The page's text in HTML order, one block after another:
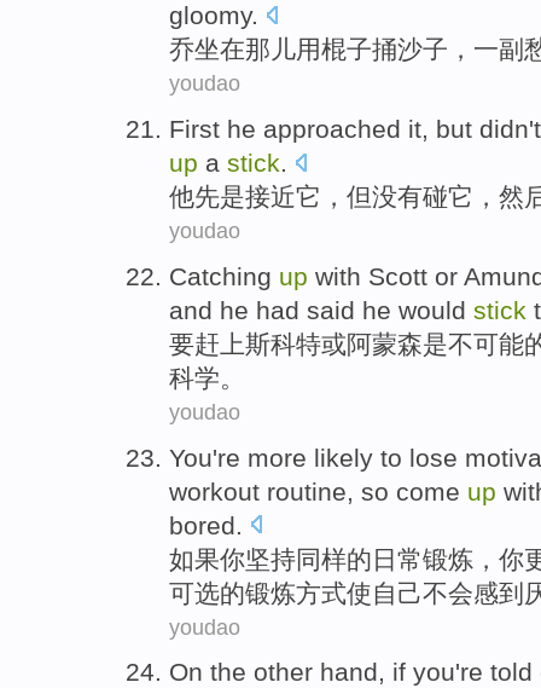
gloomy.
乔坐在那儿用棍子捅沙子 ，一副
youdao
First he approached it, but didn't
up a stick.
他先是接近它 ， 但没有碰它， 然
youdao
Catching up with Scott or
and he had said he would stick
要赶上斯科特或阿蒙森是不可能
科学。
youdao
You're more likely to lose
workout routine so come up
bored
如果你坚持同样的日常锻炼 ，你
可选的锻炼方式使自己不会感到
youdao
On the other hand, if you're